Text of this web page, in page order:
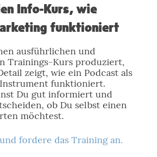
Info-Kurs, wie
funktioniert
ausführlichen und
Trainings-Kurs produziert,
zeigt, wie ein Podcast als
funktioniert.
Du gut informiert und
ob Du selbst einen
möchtest.
fordere das Training an.